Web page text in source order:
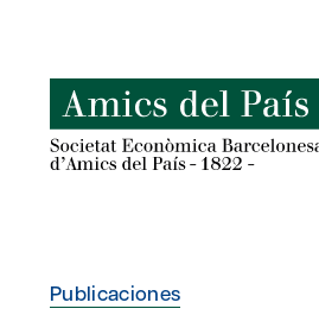
contenido
Publicaciones